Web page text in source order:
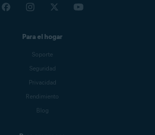
Para el hogar
Soporte
Seguridad
Privacidad
Rendimiento
Blog